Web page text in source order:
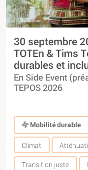
30 septembre
TOTEn & Tims
durables et
En Side Event
TEPOS 2026
Mobilité durable
Climat
Transition juste